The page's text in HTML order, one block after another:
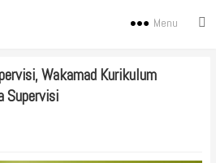
Menu
Wakamad Kurikulum
Supervisi